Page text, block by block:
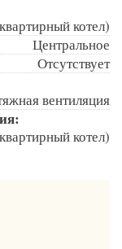
котел)
Центральное
Отсутствует
вентиляция
котел)